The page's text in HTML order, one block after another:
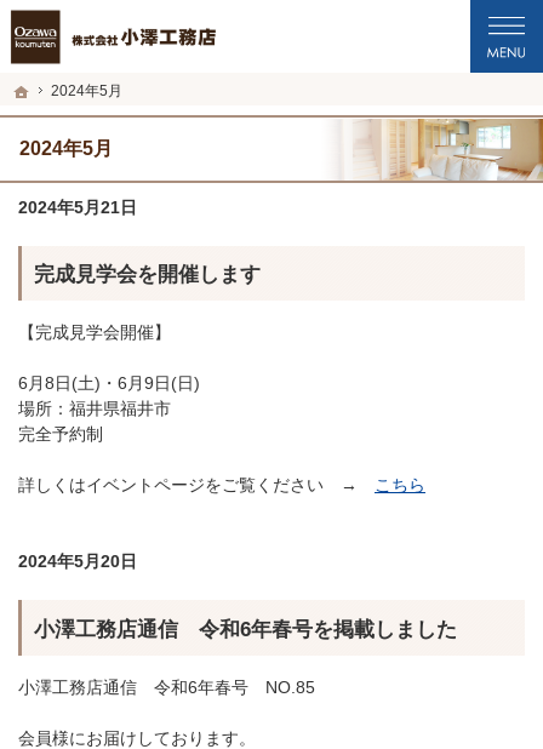
ホーム
2024年5月
2024年5月
プロの目線からご提案。福井市・鯖江市・坂井市の注文住宅・新築戸建てを手が
福井市・鯖江市・坂井市の新築・注文住宅・新築戸建てを手がける工務店なら小澤
2024年5月21日
完成見学会を開催します
【完成見学会開催】
6月8日(土)・6月9日(日)
場所：福井県福井市
完全予約制
詳しくはイベントページをご覧ください → こちら
2024年5月20日
小澤工務店通信 令和6年春号を掲載しました
小澤工務店通信 令和6年春号 NO.85
会員様にお届けしております。